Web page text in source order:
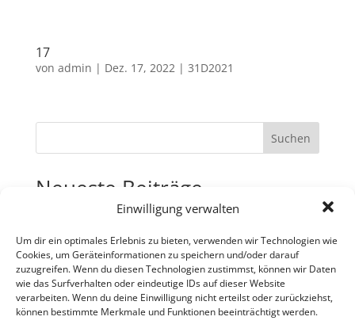
Einwilligung verwalten
Um dir ein optimales Erlebnis zu bieten, verwenden wir Technologien wie
Cookies, um Geräteinformationen zu speichern und/oder darauf
zuzugreifen. Wenn du diesen Technologien zustimmst, können wir Daten
wie das Surfverhalten oder eindeutige IDs auf dieser Website
verarbeiten. Wenn du deine Einwilligung nicht erteilst oder zurückziehst,
können bestimmte Merkmale und Funktionen beeinträchtigt werden.
17
von admin | Dez. 17, 2022| 31D2021
Suchen
Neueste Beiträge
30
29
28
27